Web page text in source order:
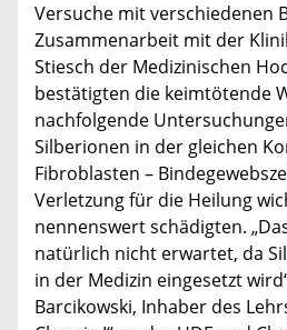
Versuche mit verschiedenen
Zusammenarbeit mit der
Stiesch der Medizinischen
bestätigten die keimtötende
nachfolgende
Silberionen in der gleichen
Fibroblasten –
Verletzung für die Heilung
nennenswert schädigten.
natürlich nicht erwartet, da
in der Medizin eingesetzt
Barcikowski, Inhaber des